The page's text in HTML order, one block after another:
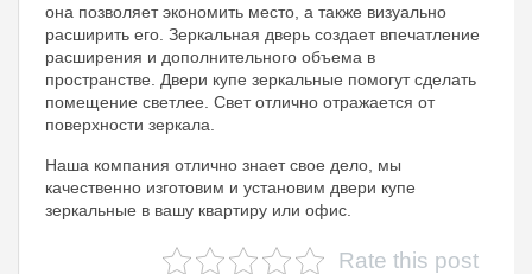
она позволяет экономить место, а также визуально
расширить его. Зеркальная дверь создает впечатление
расширения и дополнительного объема в
пространстве. Двери купе зеркальные помогут сделать
помещение светлее. Свет отлично отражается от
поверхности зеркала.
Наша компания отлично знает свое дело, мы
качественно изготовим и установим двери купе
зеркальные в вашу квартиру или офис.
Rate this post